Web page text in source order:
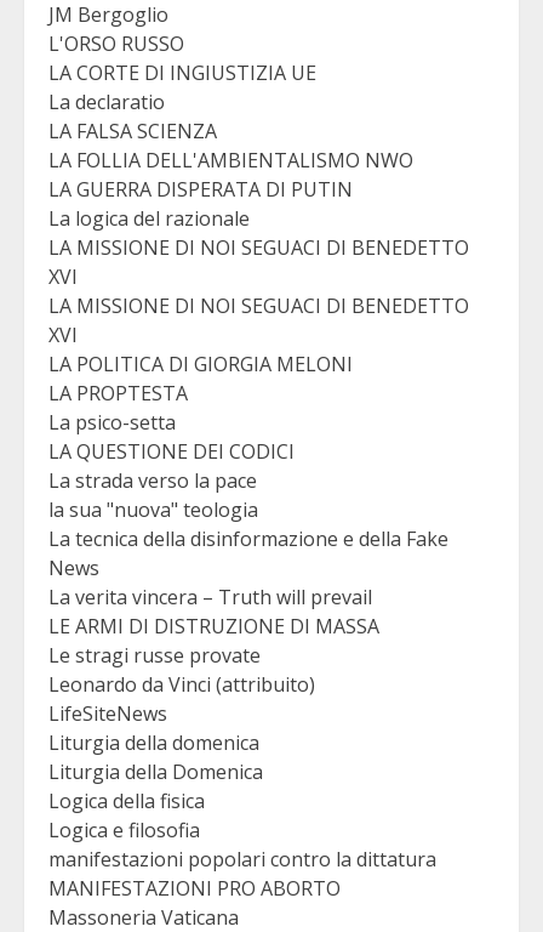
JM Bergoglio
L'ORSO RUSSO
LA CORTE DI INGIUSTIZIA UE
La declaratio
LA FALSA SCIENZA
LA FOLLIA DELL'AMBIENTALISMO NWO
LA GUERRA DISPERATA DI PUTIN
La logica del razionale
LA MISSIONE DI NOI SEGUACI DI BENEDETTO
XVI
LA MISSIONE DI NOI SEGUACI DI BENEDETTO
XVI
LA POLITICA DI GIORGIA MELONI
LA PROPTESTA
La psico-setta
LA QUESTIONE DEI CODICI
La strada verso la pace
la sua "nuova" teologia
La tecnica della disinformazione e della Fake
News
La verita vincera – Truth will prevail
LE ARMI DI DISTRUZIONE DI MASSA
Le stragi russe provate
Leonardo da Vinci (attribuito)
LifeSiteNews
Liturgia della domenica
Liturgia della Domenica
Logica della fisica
Logica e filosofia
manifestazioni popolari contro la dittatura
MANIFESTAZIONI PRO ABORTO
Massoneria Vaticana